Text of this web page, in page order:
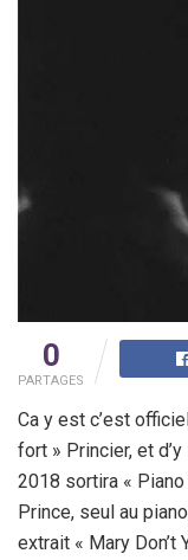
0
PARTAGES
Ca y est c’est
fort » Princier, et
2018 sortira «
Prince, seul au
extrait « Mary